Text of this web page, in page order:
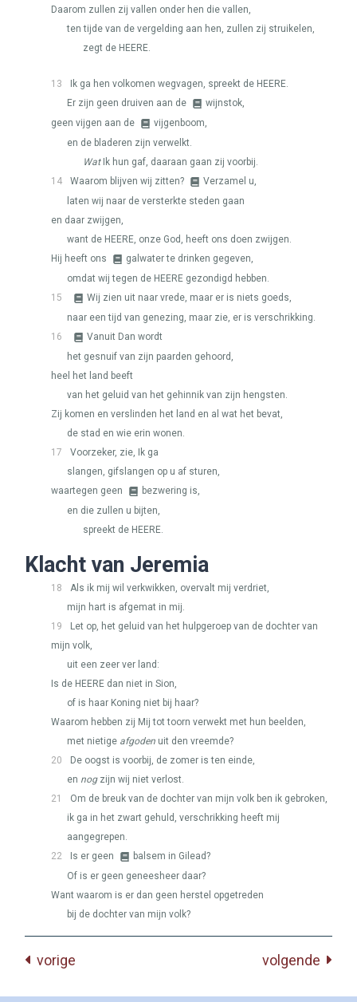
Daarom zullen zij vallen onder hen die vallen,
ten tijde van de vergelding aan hen, zullen zij struikelen,
zegt de HEERE.
13 Ik ga hen volkomen wegvagen, spreekt de HEERE.
Er zijn geen druiven aan de
wijnstok,
geen vijgen aan de
vijgenboom,
en de bladeren zijn verwelkt.
WatIk hun gaf, daaraan gaan zij voorbij.
14
Waarom blijven wij zitten?
Verzamel u,
laten wij naar de versterkte steden gaan
en daar zwijgen,
want de HEERE, onze God, heeft ons doen zwijgen.
Hij heeft ons
galwater te drinken gegeven,
omdat wij tegen de HEERE gezondigd hebben.
15
Wij zien uit naar vrede, maar er is niets goeds,
naar een tijd van genezing, maar zie, er is verschrikking.
16
Vanuit Dan wordt
het gesnuif van zijn paarden gehoord,
heel het land beeft
van het geluid van het gehinnik van zijn hengsten.
Zij komen en verslinden het land en al wat het bevat,
de stad en wie erin wonen.
17
Voorzeker, zie, Ik ga
slangen, gifslangen op u af sturen,
waartegen geen
bezwering is,
en die zullen u bijten,
spreekt de HEERE.
Klacht van Jeremia
18
Als ik mij wil verkwikken, overvalt mij verdriet,
mijn hart is afgemat in mij.
19
Let op, het geluid van het hulpgeroep van de dochter van
mijn volk,
uit een zeer ver land:
Is de HEERE dan niet in Sion,
of is haar Koning niet bij haar?
Waarom hebben zij Mij tot toorn verwekt met hun beelden,
met nietige afgoden uit den vreemde?
20
De oogst is voorbij, de zomer is ten einde,
en nogzijn wij niet verlost.
21
Om de breuk van de dochter van mijn volk ben ik gebroken,
ik ga in het zwart gehuld, verschrikking heeft mij
aangegrepen.
22
Is er geen
balsem in Gilead?
Of is er geen geneesheer daar?
Want waarom is er dan geen herstel opgetreden
bij de dochter van mijn volk?
vorige volgende